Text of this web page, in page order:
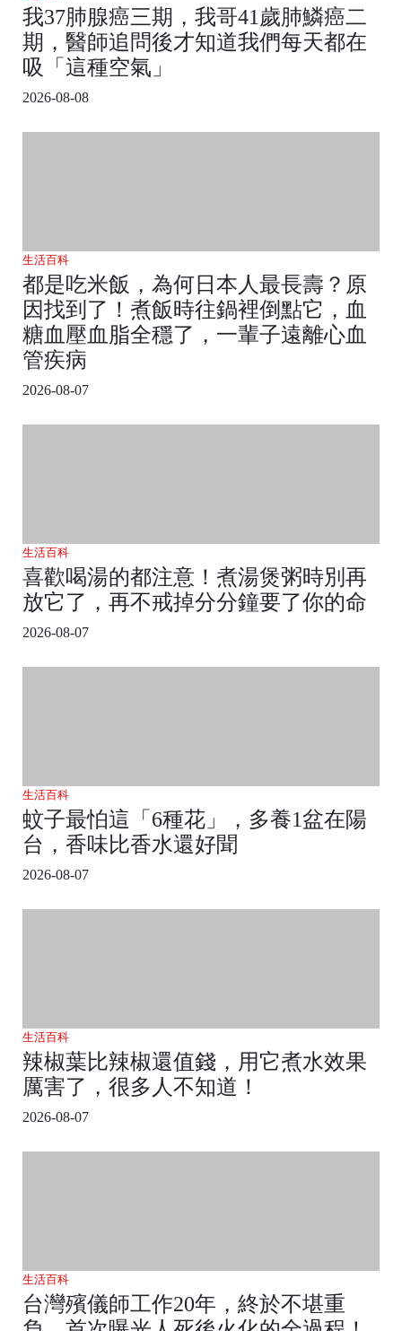
我37肺腺癌三期，我哥41歲肺鱗癌二
期，醫師追問後才知道我們每天都在
吸「這種空氣」
2026-08-08
生活百科
都是吃米飯，為何日本人最長壽？原
因找到了！煮飯時往鍋裡倒點它，血
糖血壓血脂全穩了，一輩子遠離心血
管疾病
2026-08-07
生活百科
喜歡喝湯的都注意！煮湯煲粥時別再
放它了，再不戒掉分分鐘要了你的命
2026-08-07
生活百科
蚊子最怕這「6種花」，多養1盆在陽
台，香味比香水還好聞
2026-08-07
生活百科
辣椒葉比辣椒還值錢，用它煮水效果
厲害了，很多人不知道！
2026-08-07
生活百科
台灣殯儀師工作20年，終於不堪重